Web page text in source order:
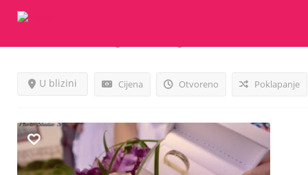
Cijena Otvoreno
U blizini Poklapanje